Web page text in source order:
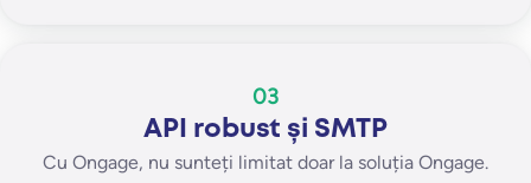
03
API robust și SMTP
Cu Ongage, nu sunteți limitat doar la soluția Ongage.